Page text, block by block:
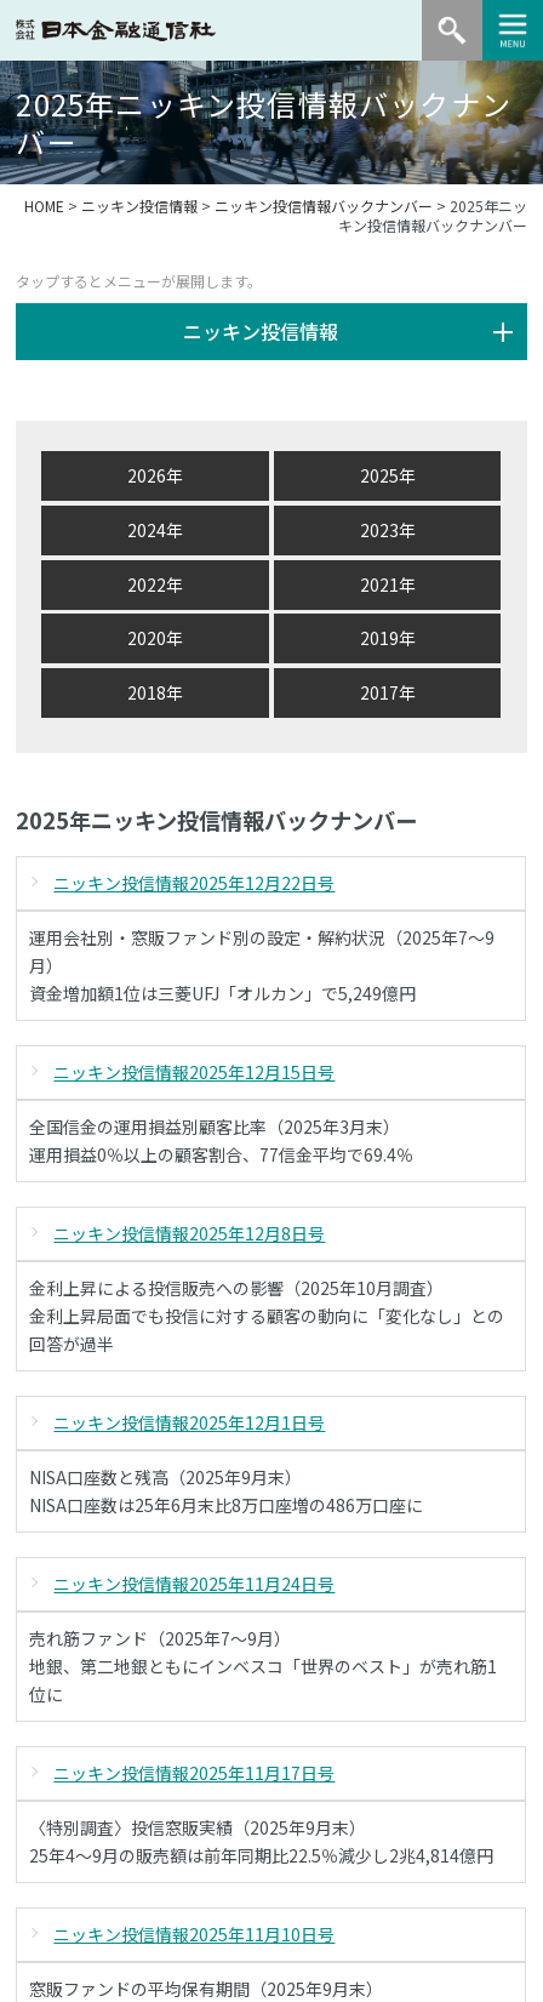
2025年ニッキン投信情報バックナン
バー
HOME > ニッキン投信情報> ニッキン投信情報バックナンバー > 2025年ニッ
キン投信情報バックナンバー
ニッキン投信情報
2026年 2025年
2024年 2023年
2022年 2021年
2020年 2019年
2018年 2017年
2025年ニッキン投信情報バックナンバー
ニッキン投信情報2025年12月22日号
運用会社別・窓販ファンド別の設定・解約状況（2025年7～9
月）
資金増加額1位は三菱UFJ「オルカン」で5,249億円
ニッキン投信情報2025年12月15日号
全国信金の運用損益別顧客比率（2025年3月末）
運用損益0％以上の顧客割合、77信金平均で69.4％
ニッキン投信情報2025年12月8日号
金利上昇による投信販売への影響（2025年10月調査）
金利上昇局面でも投信に対する顧客の動向に「変化なし」との
回答が過半
ニッキン投信情報2025年12月1日号
NISA口座数と残高（2025年9月末）
NISA口座数は25年6月末比8万口座増の486万口座に
ニッキン投信情報2025年11月24日号
売れ筋ファンド（2025年7～9月）
地銀、第二地銀ともにインベスコ「世界のベスト」が売れ筋1
位に
ニッキン投信情報2025年11月17日号
〈特別調査〉投信窓販実績（2025年9月末）
25年4～9月の販売額は前年同期比22.5％減少し2兆4,814億円
ニッキン投信情報2025年11月10日号
窓販ファンドの平均保有期間（2025年9月末）